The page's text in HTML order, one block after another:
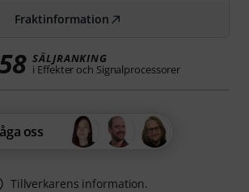
Fraktinformation
SÄLJRANKING
i Effekter och Signalprocessorer
oss
Tillverkarens information.